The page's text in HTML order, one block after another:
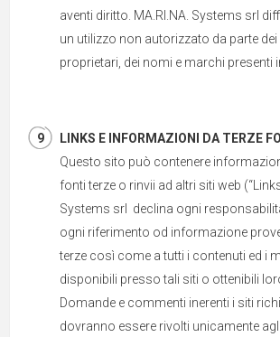
aventi diritto. MA.RI.NA. Systems srl
un utilizzo non autorizzato da parte dei
proprietari, dei nomi e marchi presenti
LINKS E INFORMAZIONI DA TERZE
Questo sito può contenere
fonti terze o rinvii ad altri siti web
Systems srl declina ogni
ogni riferimento od informazione
terze così come a tutti i contenuti ed i
disponibili presso tali siti o ottenibili
Domande e commenti inerenti i siti
dovranno essere rivolti unicamente